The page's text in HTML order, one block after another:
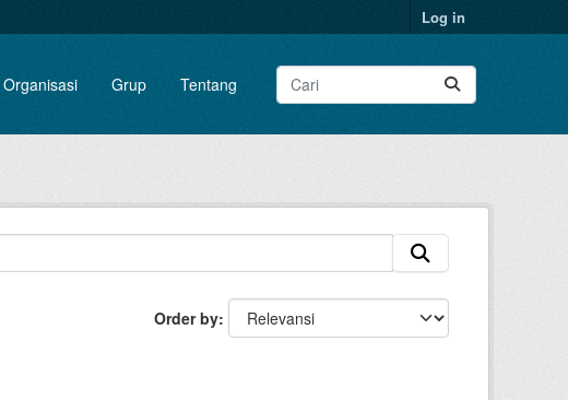
Log in
Organisasi Grup Tentang
Order by